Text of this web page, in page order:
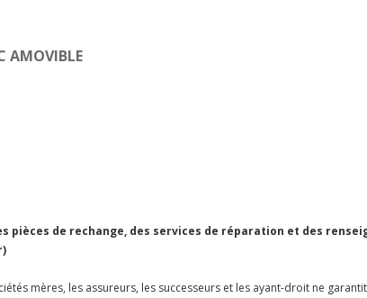
AMOVIBLE
pièces de rechange, des services de réparation et des
mères, les assureurs, les successeurs et les ayant-droit ne